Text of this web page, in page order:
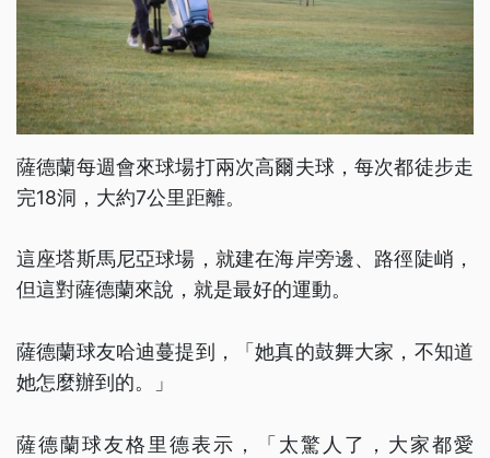
薩德蘭每週會來球場打兩次高爾夫球，每次都徒步走
完18洞，大約7公里距離。
這座塔斯馬尼亞球場，就建在海岸旁邊、路徑陡峭，
但這對薩德蘭來說，就是最好的運動。
薩德蘭球友哈迪蔓提到，「她真的鼓舞大家，不知道
她怎麼辦到的。」
薩德蘭球友格里德表示，「太驚人了，大家都愛